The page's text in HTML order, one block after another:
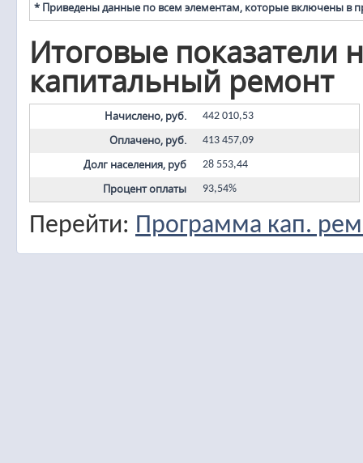
* Приведены данные по всем элементам, которые включены в
Итоговые показатели
капитальный ремонт
Начислено, руб. 442 010,53
Оплачено, руб. 413 457,09
Долг населения, руб 28 553,44
Процент оплаты 93,54%
Перейти: Программа кап.